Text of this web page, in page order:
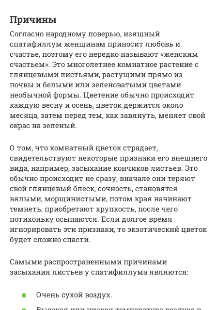
Причины
Согласно народному поверью, изящный
спатифиллум женщинам приносит любовь и
счастье, поэтому его нередко называют «женским
счастьем». Это многолетнее комнатное растение с
глянцевыми листьями, растущими прямо из
почвы и белыми или зеленоватыми цветами
необычной формы. Цветение обычно происходит
каждую весну и осень, цветок держится около
месяца, затем перед тем, как завянуть, меняет свой
окрас на зеленый.
О том, что комнатный цветок страдает,
свидетельствуют некоторые признаки его внешнего
вида, например, засыхание кончиков листьев. Это
обычно происходит не сразу, вначале они теряют
свой глянцевый блеск, сочность, становятся
вялыми, морщинистыми, потом края начинают
темнеть, приобретают хрупкость, после чего
потихоньку осыпаются. Если долгое время
игнорировать эти признаки, то экзотический цветок
будет сложно спасти.
Самыми распространенными причинами
засыхания листьев у спатифиллума являются:
Очень сухой воздух.